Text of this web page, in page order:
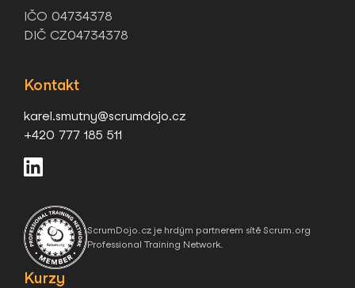
IČO 04734378
DIČ CZ04734378
Kontakt
karel.smutny@scrumdojo.cz
+420 777 185 511
ScrumDojo.cz je hrdým partnerem sítě Scrum.org
Professional Training Network.
Kurzy